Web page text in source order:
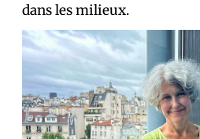
dans les milieux.